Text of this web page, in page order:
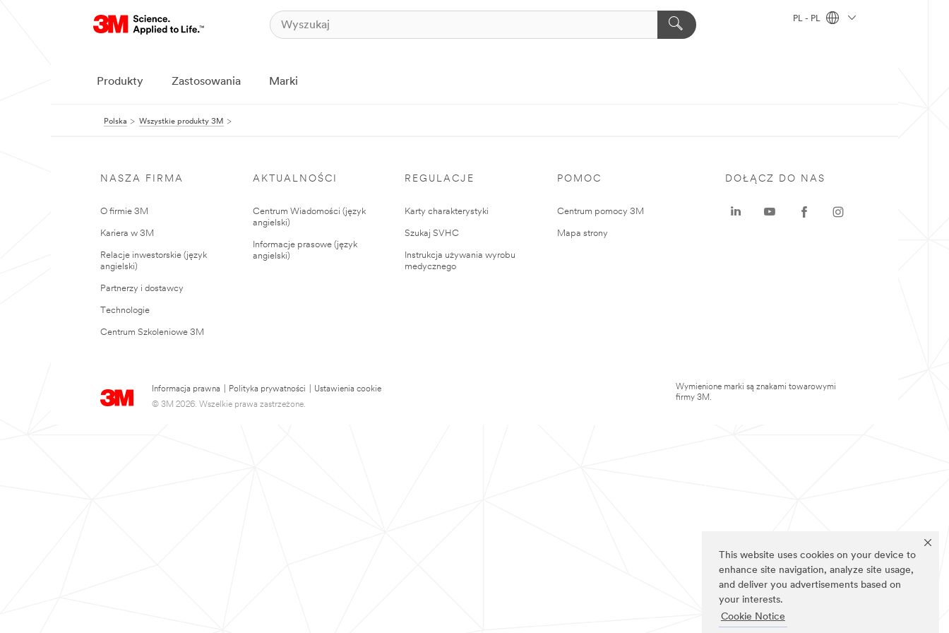
This website uses cookies on your device to
enhance site navigation, analyze site usage,
and deliver you advertisements based on
your interests.
Cookie Notice
PL - PL
Produkty Zastosowania Marki
Polska Wszystkie produkty 3M
NASZA FIRMA
O firmie 3M
Kariera w 3M
Relacje inwestorskie (język
angielski)
Partnerzy i dostawcy
Technologie
Centrum Szkoleniowe 3M
AKTUALNOŚCI
Centrum Wiadomości (język
angielski)
Informacje prasowe (język
angielski)
REGULACJE
Karty charakterystyki
Szukaj SVHC
Instrukcja używania wyrobu
medycznego
POMOC
Centrum pomocy 3M
Mapa strony
Informacja prawna Polityka prywatności
Ustawienia cookie
© 3M 2026. Wszelkie prawa zastrzeżone.
DOŁĄCZ DO NAS
Wymienione marki są znakami towarowymi
firmy 3M.